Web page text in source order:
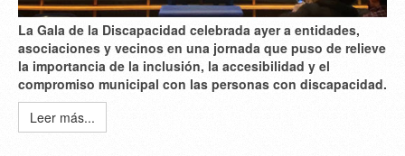
La Gala de la Discapacidad celebrada ayer a entidades,
asociaciones y vecinos en una jornada que puso de relieve
la importancia de la inclusión, la accesibilidad y el
compromiso municipal con las personas con discapacidad.
Leer más...